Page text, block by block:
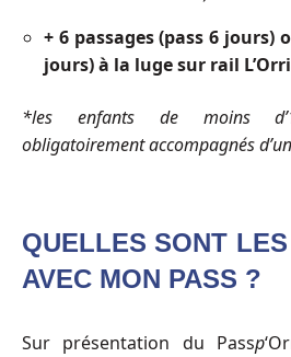
+ 6 passages (pass 6 jours)
jours) à la luge sur rail
*les enfants de moins
obligatoirement accompagnés
QUELLES SONT
AVEC MON PASS ?
Sur présentation du Passp